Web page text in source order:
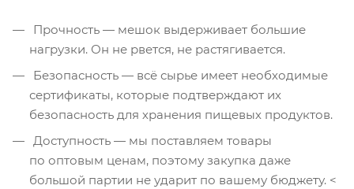
Прочность — мешок выдерживает большие
нагрузки. Он не рвется, не растягивается.
Безопасность — всё сырье имеет необходимые
сертификаты, которые подтверждают их
безопасность для хранения пищевых продуктов.
Доступность — мы поставляем товары
по оптовым ценам, поэтому закупка даже
большой партии не ударит по вашему бюджету. <